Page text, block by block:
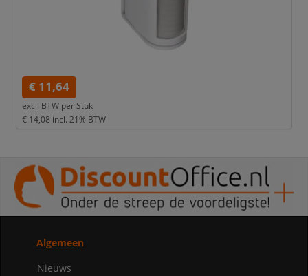
€ 11,64
excl. BTW per Stuk
€ 14,08 incl. 21% BTW
Algemeen
Nieuws